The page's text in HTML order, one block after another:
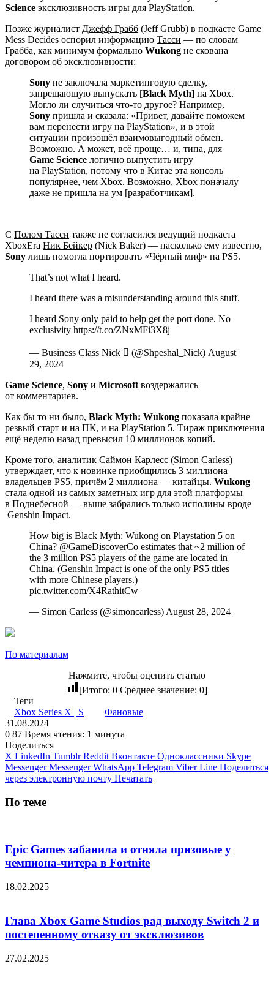
Science эксклюзивность игры для PlayStation.
Позже журналист Джефф Грабб (Jeff Grubb) в подкасте Game
Mess Decides оспорил информацию Тасси — по словам
Грабба, как минимум формально Wukong не скована
договором об эксклюзивности:
Sony не заключала маркетинговую сделку,
запрещающую выпускать [Black Myth] на Xbox.
Могло ли случиться что-то другое? Например,
Sony пришла и сказала: «Привет, давайте поможем
вам перенести игру на PlayStation», и в этой
ситуации произошёл взаимовыгодный обмен.
Возможно. А может, всё проще… и, типа, для
Game Science логично выпустить игру
на PlayStation, потому что в Китае эта консоль
популярнее, чем Xbox. Возможно, Xbox поначалу
даже не пришла на ум [разработчикам].
С Полом Тасси также не согласился ведущий подкаста
XboxEra Ник Бейкер (Nick Baker) — насколько ему известно,
Sony лишь помогла портировать «Чёрный миф» на PS5.
That’s not what I heard.
I heard there was a misunderstanding around this stuff.
I heard Sony only paid to help get the port done. No
exclusivity https://t.co/ZNxMFi3X8j
— Business Class Nick  (@Shpeshal_Nick) August
29, 2024
Game Science, Sony и Microsoft воздержались
от комментариев.
Как бы то ни было, Black Myth: Wukong показала крайне
резвый старт и на ПК, и на PlayStation 5. Тираж приключения
ещё неделю назад превысил 10 миллионов копий.
Кроме того, аналитик Саймон Карлесс (Simon Carless)
утверждает, что к новинке приобщились 3 миллиона
владельцев PS5, причём 2 миллиона — китайцы. Wukong
стала одной из самых заметных игр для этой платформы
в Поднебесной — выше забрались только исполины вроде
Genshin Impact.
How big is Black Myth: Wukong on Playstation 5 on
China? @GameDiscoverCo estimates that ~2 million of
the 3 million PS5 players of the game are located in
China. (Genshin Impact is one of the only PS5 titles
with more Chinese players.)
pic.twitter.com/X4RathitCw
— Simon Carless (@simoncarless) August 28, 2024
По материалам
Нажмите, чтобы оценить статью
[Итого: 0 Среднее значение: 0]
Теги
Xbox Series X | S
Фановые
31.08.2024
0 87 Время чтения: 1 минута
Поделиться
X LinkedIn Tumblr Reddit Вконтакте Одноклассники Skype
Messenger Messenger WhatsApp Telegram Viber Line Поделиться
через электронную почту Печатать
По теме
Epic Games забанила и отняла призовые у
чемпиона-читера в Fortnite
18.02.2025
Глава Xbox Game Studios рад выходу Switch 2 и
постепенному отказу от эксклюзивов
27.02.2025